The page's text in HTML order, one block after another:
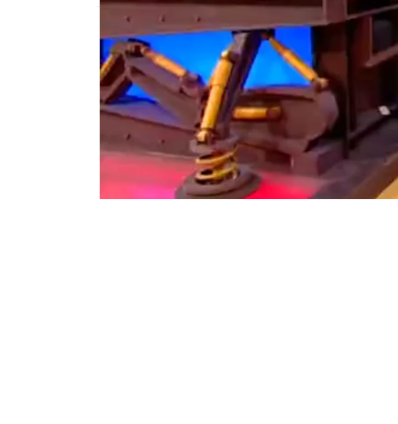
neox
Publicado:18 de junio de 2012, 17:17
Loles León en Otra Movida - Parte 1
Otra Movida